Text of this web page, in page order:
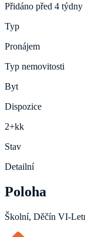
Přidáno před 4 týdny
Typ
Pronájem
Typ nemovitosti
Byt
Dispozice
2+kk
Stav
Detailní
Poloha
Školní, Děčín VI-